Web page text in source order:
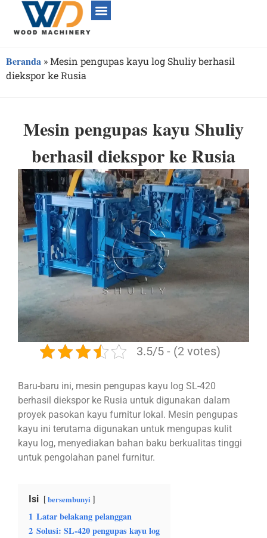
Beranda »Mesin pengupas kayu log Shuliy berhasil
diekspor ke Rusia
Mesin pengupas kayu Shuliy
berhasil diekspor ke Rusia
3.5/5 - (2 votes)
Baru-baru ini, mesin pengupas kayu log SL-420
berhasil diekspor ke Rusia untuk digunakan dalam
proyek pasokan kayu furnitur lokal. Mesin pengupas
kayu ini terutama digunakan untuk mengupas kulit
kayu log, menyediakan bahan baku berkualitas tinggi
untuk pengolahan panel furnitur.
Isi bersembunyi
1 Latar belakang pelanggan
2 Solusi: SL-420 pengupas kayu log